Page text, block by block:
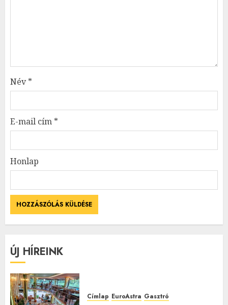
Név*
E-mail cím *
Honlap
ÚJ HÍREINK
Címlap EuroAstra Gasztró